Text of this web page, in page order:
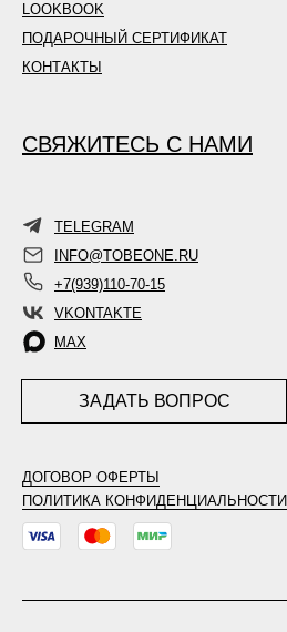
TELEGRAM
INFO@TOBEONE.RU
+7(939)110-70-15
VKONTAKTE
MAX
ДОГОВОР ОФЕРТЫ
ПОЛИТИКА КОНФИДЕНЦИАЛЬНОСТИ
LOOKBOOK
ПОДАРОЧНЫЙ СЕРТИФИКАТ
КОНТАКТЫ
СВЯЖИТЕСЬ С НАМИ
ЗАДАТЬ ВОПРОС